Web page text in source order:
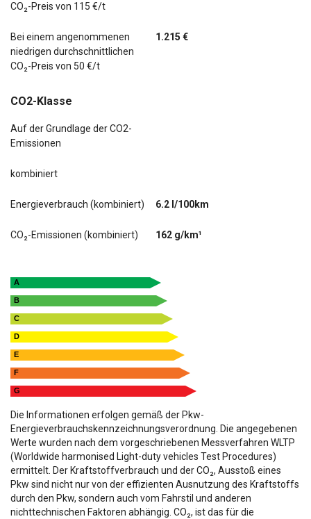
Navi Columbus
Perleffekt-Lackierung
SmartLink (Apple CarPlay und Android Auto)
CO₂-Preis von 115 €/t
Bei einem angenommenen
niedrigen durchschnittlichen
CO₂-Preis von 50 €/t
1.215 €
CO2-Klasse
Auf der Grundlage der CO2-
Emissionen
kombiniert
Energieverbrauch (kombiniert) 6.2 l/100km
CO₂-Emissionen (kombiniert) 162 g/km¹
A
B
C
D
E
F
G
Die Informationen erfolgen gemäß der Pkw-
Energieverbrauchskennzeichnungsverordnung. Die angegebenen
Werte wurden nach dem vorgeschriebenen Messverfahren WLTP
(Worldwide harmonised Light-duty vehicles Test Procedures)
ermittelt. Der Kraftstoffverbrauch und der CO₂, Ausstoß eines
Pkw sind nicht nur von der effizienten Ausnutzung des Kraftstoffs
durch den Pkw, sondern auch vom Fahrstil und anderen
nichttechnischen Faktoren abhängig. CO₂, ist das für die